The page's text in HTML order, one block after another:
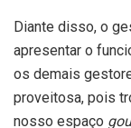
Diante disso, o
apresentar o
os demais
proveitosa, pois
nosso espaço